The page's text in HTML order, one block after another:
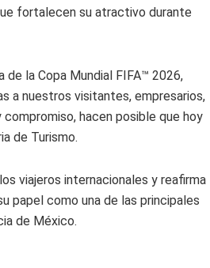
fortalecen su atractivo durante
de la Copa Mundial FIFA™ 2026,
a nuestros visitantes, empresarios,
hacen posible que hoy
de Turismo.
viajeros internacionales y reafirma
papel como una de las principales
de México.